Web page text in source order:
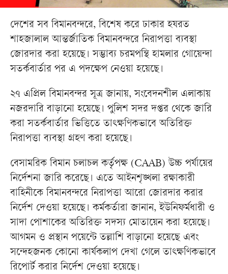
দেশের সব বিমানবন্দরে, বিশেষ করে ঢাকার হযরত
শাহজালাল আন্তর্জাতিক বিমানবন্দরে নিরাপত্তা ব্যবস্থা
জোরদার করা হয়েছে। সম্ভাব্য চরমপন্থি হামলার গোয়েন্দা
সতর্কবার্তার পর এ পদক্ষেপ নেওয়া হয়েছে।
২৭ এপ্রিল বিমানবন্দর সূত্র জানায়, সংবেদনশীল এলাকায়
নজরদারি বাড়ানো হয়েছে। পুলিশ সদর দপ্তর থেকে জারি
করা সতর্কবার্তার ভিত্তিতে তাৎক্ষণিকভাবে অতিরিক্ত
নিরাপত্তা ব্যবস্থা গ্রহণ করা হয়েছে।
বেসামরিক বিমান চলাচল কর্তৃপক্ষ (CAAB) উচ্চ পর্যায়ের
নির্দেশনা জারি করেছে। এতে আইনশৃঙ্খলা রক্ষাকারী
বাহিনীকে বিমানবন্দরে নিরাপত্তা আরো জোরদার করার
নির্দেশ দেওয়া হয়েছে। কর্মকর্তারা জানান, ইউনিফর্মধারী ও
সাদা পোশাকের অতিরিক্ত সদস্য মোতায়েন করা হয়েছে।
আগমন ও প্রস্থান পয়েন্টে তল্লাশি বাড়ানো হয়েছে এবং
সন্দেহজনক কোনো কার্যকলাপ দেখা গেলে তাৎক্ষণিকভাবে
রিপোর্ট করার নির্দেশ দেওয়া হয়েছে।